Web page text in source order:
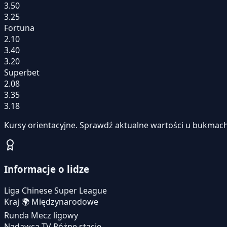
3.50
3.25
Fortuna
2.10
3.40
3.20
Superbet
2.08
3.35
3.18
Kursy orientacyjne. Sprawdź aktualne wartości u
Informacje o lidze
Liga Chinese Super League
Kraj 🌍 Międzynarodowe
Runda Mecz ligowy